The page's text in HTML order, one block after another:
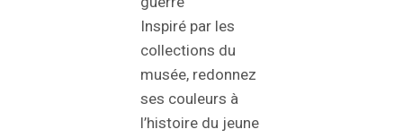
Inspiré par les
collections du
musée, redonnez
ses couleurs à
l’histoire du jeune